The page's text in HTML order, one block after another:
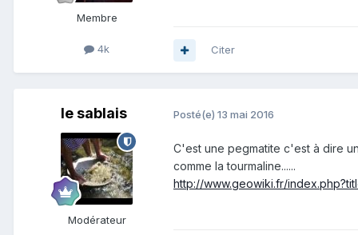
Membre
4k Citer
le sablais
Modérateur
Posté(e) 13 mai 2016
C'est une pegmatite c'est à dire
comme la tourmaline......
http://www.geowiki.fr/